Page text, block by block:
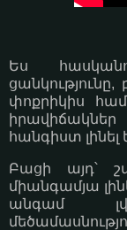
Ես
ցանկությունը,
փոքրիկիս
հանգիստ
Բացի այդ՝
միանգամյա
անգամ